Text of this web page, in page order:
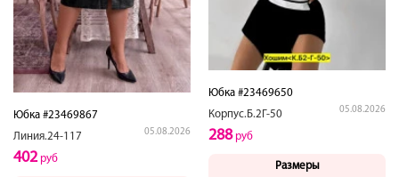
Юбка #23469867
Линия.24-117
05.08.2026
402руб
Юбка #23469650
Корпус.Б.2Г-50
05.08.2026
288руб
Размеры